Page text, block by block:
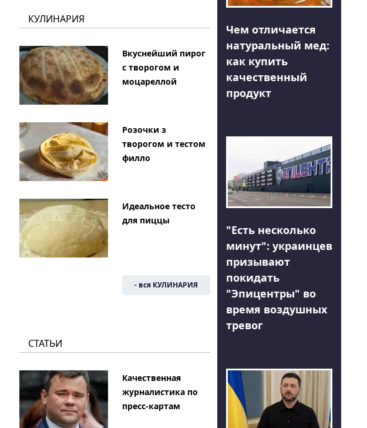
КУЛИНАРИЯ
Вкуснейший пирог
с творогом и
моцареллой
Розочки з
творогом и тестом
филло
Идеальное тесто
для пиццы
- вся КУЛИНАРИЯ
СТАТЬИ
Качественная
журналистика по
пресс-картам
Чем отличается
натуральный мед:
как купить
качественный
продукт
"Есть несколько
минут": украинцев
призывают
покидать
"Эпицентры" во
время воздушных
тревог